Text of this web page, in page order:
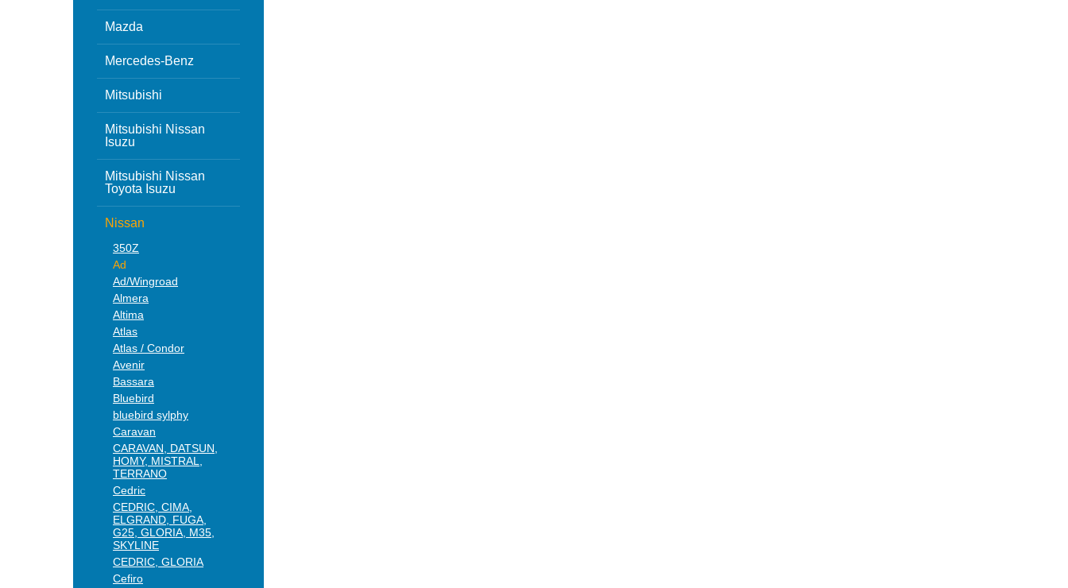
Mazda
Mercedes-Benz
Mitsubishi
Mitsubishi Nissan
Isuzu
Mitsubishi Nissan
Toyota Isuzu
Nissan
350Z
Ad
Ad/Wingroad
Almera
Altima
Atlas
Atlas / Condor
Avenir
Bassara
Bluebird
bluebird sylphy
Caravan
CARAVAN, DATSUN,
HOMY, MISTRAL,
TERRANO
Cedric
CEDRIC, CIMA,
ELGRAND, FUGA,
G25, GLORIA, M35,
SKYLINE
CEDRIC, GLORIA
Cefiro